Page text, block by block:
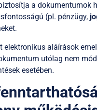
a dokumentumok
(pl. pénzügy,
aláírások
utólag nem
esetében.